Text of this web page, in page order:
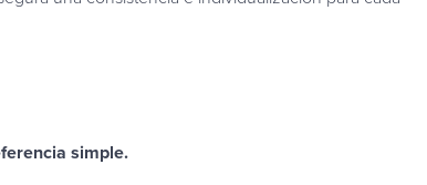
simple.